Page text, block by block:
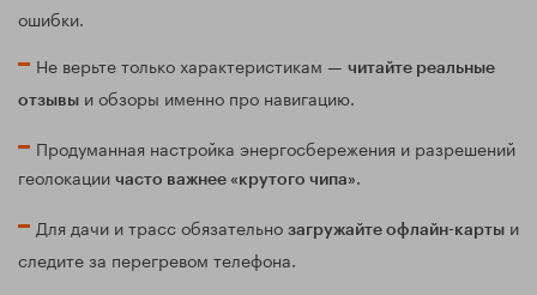
ошибки.
Не верьте только характеристикам — читайте реальные
отзывы и обзоры именно про навигацию.
Продуманная настройка энергосбережения и разрешений
геолокации часто важнее «крутого чипа».
Для дачи и трасс обязательно загружайте офлайн-карты и
следите за перегревом телефона.